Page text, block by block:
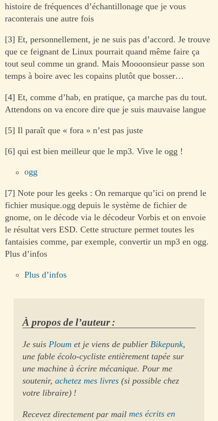
histoire de fréquences d’échantillonage que je vous
raconterais une autre fois
[3] Et, personnellement, je ne suis pas d’accord. Je trouve
que ce feignant de Linux pourrait quand même faire ça
tout seul comme un grand. Mais Moooonsieur passe son
temps à boire avec les copains plutôt que bosser…
[4] Et, comme d’hab, en pratique, ça marche pas du tout.
Attendons on va encore dire que je suis mauvaise langue
[5] Il paraît que « fora » n’est pas juste
[6] qui est bien meilleur que le mp3. Vive le ogg !
ogg
[7] Note pour les geeks : On remarque qu’ici on prend le
fichier musique.ogg depuis le système de fichier de
gnome, on le décode via le décodeur Vorbis et on envoie
le résultat vers ESD. Cette structure permet toutes les
fantaisies comme, par exemple, convertir un mp3 en ogg.
Plus d’infos
Plus d’infos
À propos de l’auteur :
Je suisPloum et je viens de publierBikepunk,
une fable écolo-cycliste entièrement tapée sur
une machine à écrire mécanique. Pour me
soutenir,achetez mes livres (si possible chez
votre libraire) !
Recevez directement par mailmes écrits en